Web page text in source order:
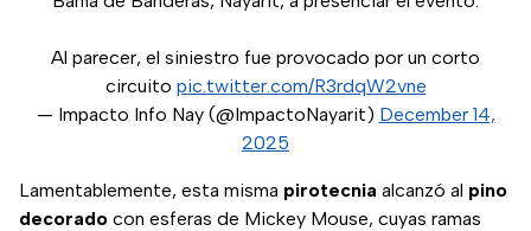
Al parecer, el siniestro fue provocado por un corto
circuito pic.twitter.com/R3rdqW2vne
— Impacto Info Nay (@ImpactoNayarit) December 14,
2025
Lamentablemente, esta misma pirotecnia alcanzó al pino
decorado con esferas de Mickey Mouse, cuyas ramas